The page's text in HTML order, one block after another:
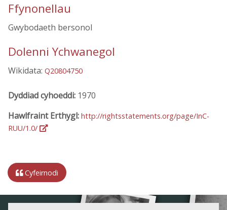
Ffynonellau
Gwybodaeth bersonol
Dolenni Ychwanegol
Wikidata: Q20804750
Dyddiad cyhoeddi: 1970
Hawlfraint Erthygl: http://rightsstatements.org/page/InC-
RUU/1.0/
Cyfeirnodi